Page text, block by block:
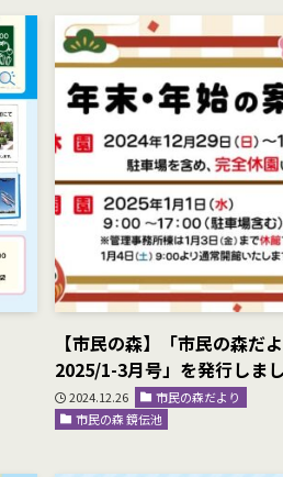
【市民の森】「市民の森だ
2025/1-3月号」を発行しま
2024.12.26
市民の森だより
市民の森 鏡伝池